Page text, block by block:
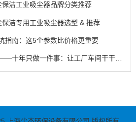
洁工业吸尘器品牌分类推荐
洁专用工业吸尘器选型 & 推荐
指南：这5个参数比价格更重要
十年只做一件事：让工厂车间干干净净